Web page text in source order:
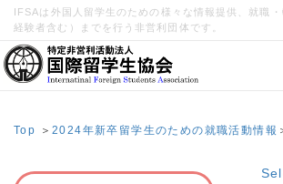
IFSAは外国人留学生のための様々な情報提供、就職
経験者含む）までを行う非営利団体です。
Top ＞2024年新卒留学生のための就職活動情報